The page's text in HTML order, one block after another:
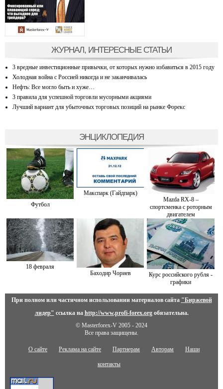
ЖУРНАЛ, ИНТЕРЕСНЫЕ СТАТЬИ
3 вредные инвестиционные привычки, от которых нужно избавиться в 2015 году
Холодная война с Россией никогда и не заканчивалась
Нефть: Все могло быть и хуже…
3 правила для успешной торговли мусорными акциями
Лучший вариант для убыточных торговых позиций на рынке Форекс
ЭНЦИКЛОПЕДИЯ
Футбол
Макспарк (Гайдпарк)
Mazda RX-8 –
спортсменка с роторным
двигателем
18 февраля
Баходир Чориев
Курс российского рубля -
графики
При полном или частичном использовании материалов сайта "Биржевой
лидер" ссылка на http://www.profi-forex.orgобязательна.
© Masterforex-V 2005 - 2024
Все права защищены.
О сайте Реклама на сайте Партнерам Авторам Наши
контакты